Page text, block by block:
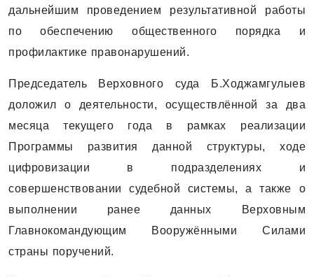
дальнейшим проведением результативной работы
по обеспечению общественного порядка и
профилактике правонарушений.
Председатель Верховного суда Б.Ходжамгулыев
доложил о деятельности, осуществлённой за два
месяца текущего года в рамках реализации
Программы развития данной структуры, ходе
цифровизации в подразделениях и
совершенствовании судебной системы, а также о
выполнении ранее данных Верховным
Главнокомандующим Вооружёнными Силами
страны поручений.